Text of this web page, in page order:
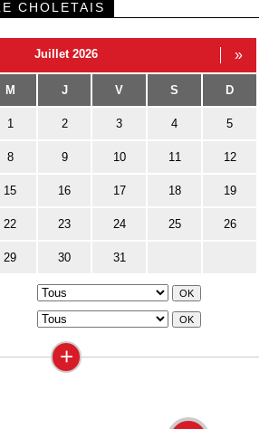
CHOLETAIS
Juillet 2026 »
M J V S D
1 2 3 4 5
8 9 10 11 12
15 16 17 18 19
22 23 24 25 26
29 30 31
+